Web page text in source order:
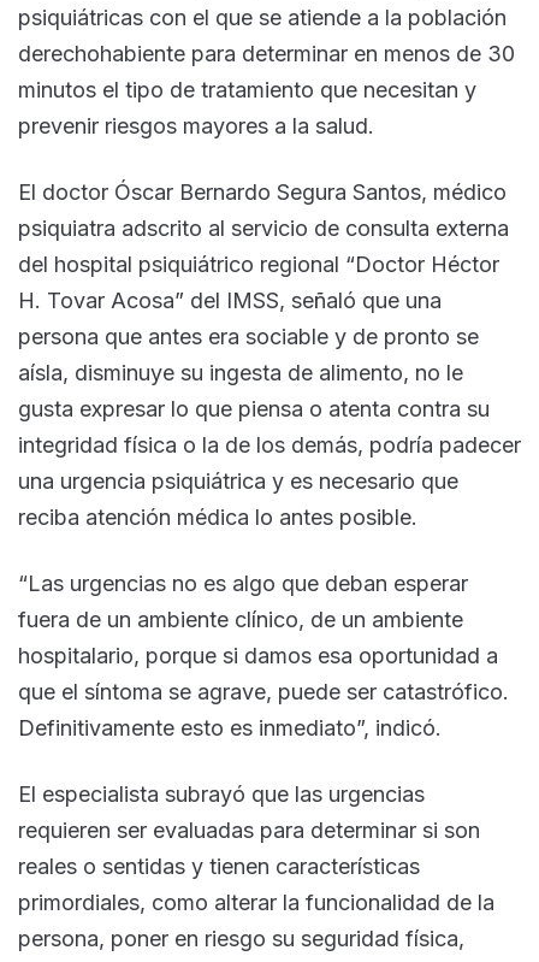
psiquiátricas con el que se atiende a la población
derechohabiente para determinar en menos de 30
minutos el tipo de tratamiento que necesitan y
prevenir riesgos mayores a la salud.
El doctor Óscar Bernardo Segura Santos, médico
psiquiatra adscrito al servicio de consulta externa
del hospital psiquiátrico regional “Doctor Héctor
H. Tovar Acosa” del IMSS, señaló que una
persona que antes era sociable y de pronto se
aísla, disminuye su ingesta de alimento, no le
gusta expresar lo que piensa o atenta contra su
integridad física o la de los demás, podría padecer
una urgencia psiquiátrica y es necesario que
reciba atención médica lo antes posible.
“Las urgencias no es algo que deban esperar
fuera de un ambiente clínico, de un ambiente
hospitalario, porque si damos esa oportunidad a
que el síntoma se agrave, puede ser catastrófico.
Definitivamente esto es inmediato”, indicó.
El especialista subrayó que las urgencias
requieren ser evaluadas para determinar si son
reales o sentidas y tienen características
primordiales, como alterar la funcionalidad de la
persona, poner en riesgo su seguridad física,